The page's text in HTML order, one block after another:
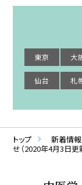
東京 大
仙台 札
トップ 新着情報
せ（2020年4月3日更